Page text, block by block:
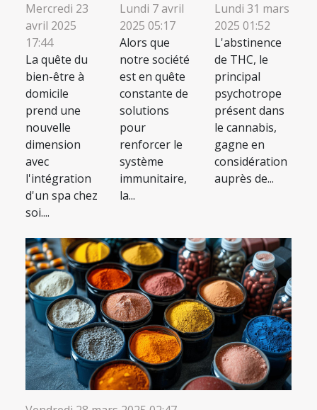
Mercredi 23
avril 2025
17:44
La quête du
bien-être à
domicile
prend une
nouvelle
dimension
avec
l'intégration
d'un spa chez
soi....
Lundi 7 avril
2025 05:17
Alors que
notre société
est en quête
constante de
solutions
pour
renforcer le
système
immunitaire,
la...
Lundi 31 mars
2025 01:52
L'abstinence
de THC, le
principal
psychotrope
présent dans
le cannabis,
gagne en
considération
auprès de...